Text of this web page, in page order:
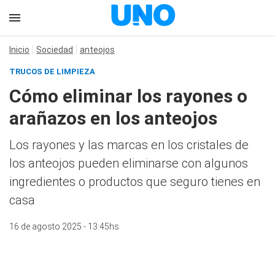
Inicio Sociedad anteojos
TRUCOS DE LIMPIEZA
Cómo eliminar los rayones o
arañazos en los anteojos
Los rayones y las marcas en los cristales de
los anteojos pueden eliminarse con algunos
ingredientes o productos que seguro tienes en
casa
16 de agosto 2025 - 13:45hs